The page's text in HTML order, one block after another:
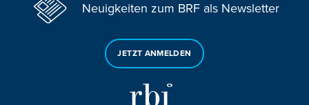
Neuigkeiten zum BRF als Newsletter
JETZT ANMELDEN